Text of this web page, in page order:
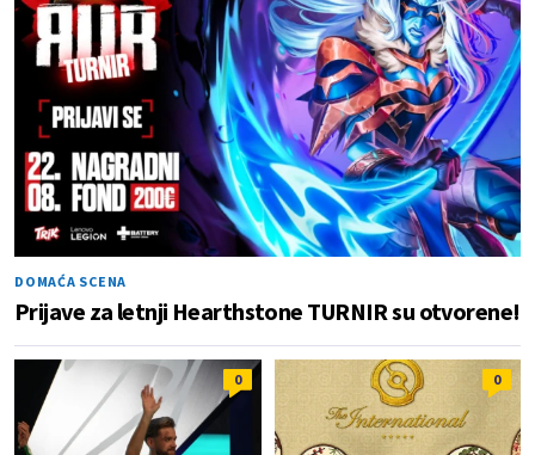
DOMAĆA SCENA
Prijave za letnji Hearthstone TURNIR su otvorene!
0 0